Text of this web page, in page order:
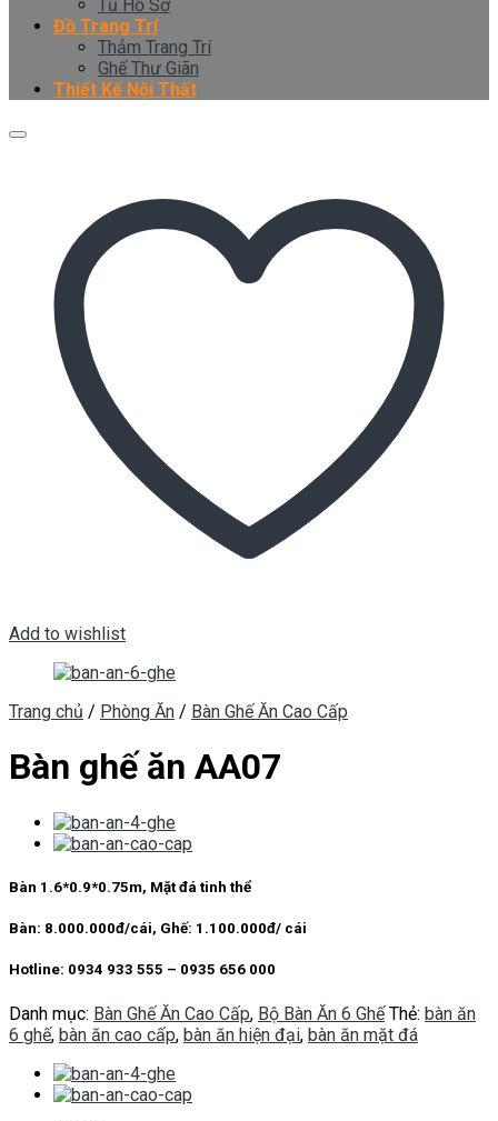
Tủ Hồ Sơ
Đồ Trang Trí
Thảm Trang Trí
Ghế Thư Giãn
Thiết Kế Nội Thất
Add to wishlist
Trang chủ / Phòng Ăn / Bàn Ghế Ăn Cao Cấp
Bàn ghế ăn AA07
Bàn 1.6*0.9*0.75m, Mặt đá tinh thể
Bàn: 8.000.000đ/cái, Ghế: 1.100.000đ/ cái
Hotline: 0934 933 555 – 0935 656 000
Danh mục: Bàn Ghế Ăn Cao Cấp, Bộ Bàn Ăn 6 Ghế Thẻ: bàn ăn
6 ghế, bàn ăn cao cấp, bàn ăn hiện đại, bàn ăn mặt đá